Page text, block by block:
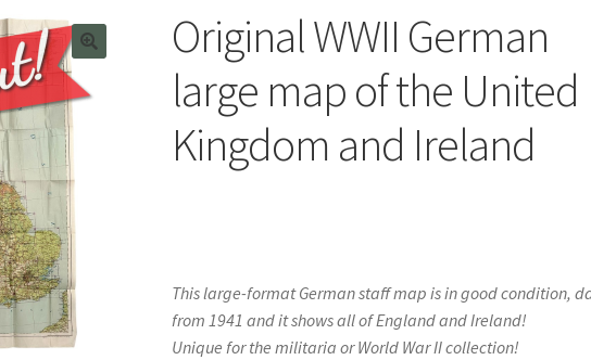
Original WWII German
large map of the United
Kingdom and Ireland
This large-format German staff map is in good condition,
from 1941 and it shows all of England and Ireland!
Unique for the militaria or World War II collection!